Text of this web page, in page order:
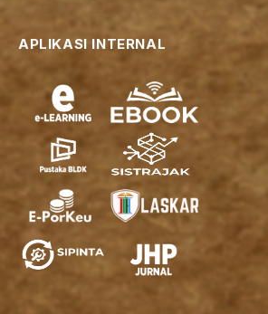
APLIKASI INTERNAL